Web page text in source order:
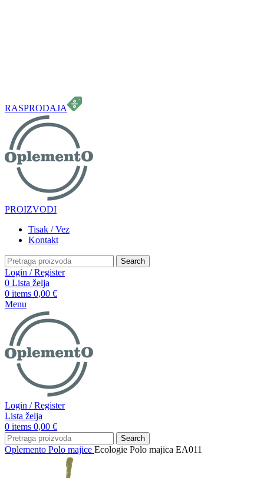
RASPRODAJA
PROIZVODI
Tisak / Vez
Kontakt
Search
Login / Register
0 Lista želja
0 items 0,00 €
Menu
Login / Register
Lista želja
0 items 0,00 €
Search
Oplemento Polo majice Ecologie Polo majica EA011